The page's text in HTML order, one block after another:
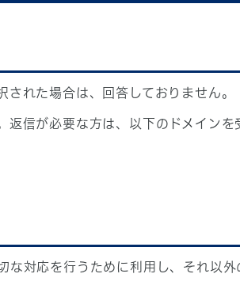
れた場合は、回答しておりません。
信が必要な方は、以下のドメインを
対応を行うために利用し、それ以